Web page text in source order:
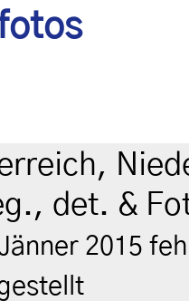
det. &
2015